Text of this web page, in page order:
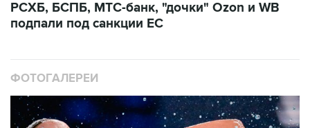
РСХБ, БСПБ, МТС-банк, "дочки" Ozon и WB
подпали под санкции ЕС
ФОТОГАЛЕРЕИ